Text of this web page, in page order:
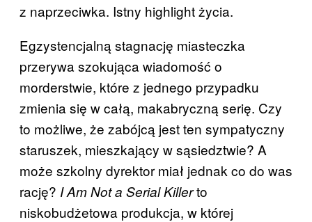
z naprzeciwka. Istny highlight życia.
Egzystencjalną stagnację miasteczka
przerywa szokująca wiadomość o
morderstwie, które z jednego przypadku
zmienia się w całą, makabryczną serię. Czy
to możliwe, że zabójcą jest ten sympatyczny
staruszek, mieszkający w sąsiedztwie? A
może szkolny dyrektor miał jednak co do was
rację? I Am Not a Serial Killerto
niskobudżetowa produkcja, w której